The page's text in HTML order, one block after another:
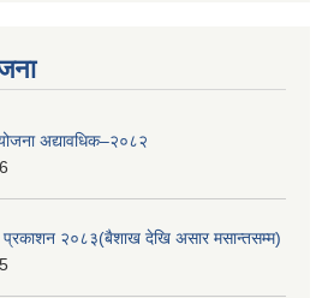
अद्यावधिक–२०८२
प्रकाशन २०८३(बैशाख देखि असार मसान्तसम्म)